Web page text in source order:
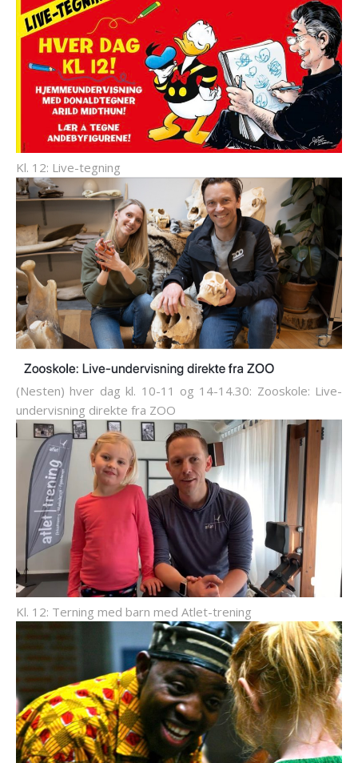
Kl. 12: Live-tegning
(Nesten) hver dag kl. 10-11 og 14-14.30: Zooskole: Live-
undervisning direkte fra ZOO
Kl. 12: Terning med barn med Atlet-trening